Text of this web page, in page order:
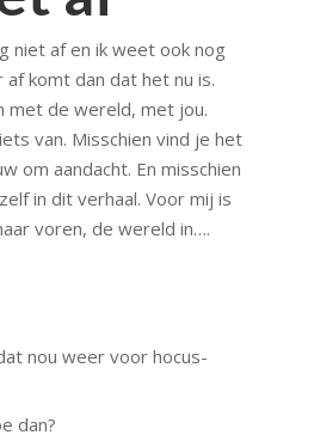
niet af en ik weet ook nog
komt dan dat het nu is.
met de wereld, met jou.
van. Misschien vind je het
om aandacht. En misschien
in dit verhaal. Voor mij is
voren, de wereld in….
nou weer voor hocus-
dan?